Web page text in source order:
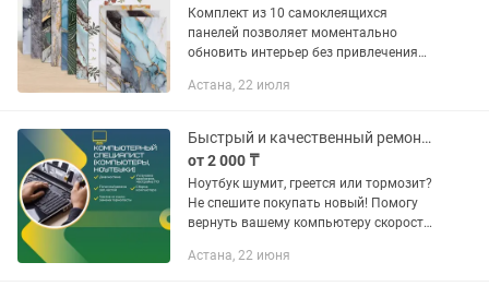
Комплект из 10 самоклеящихся
панелей позволяет моментально
обновить интерьер без привлечения
дорогостоящих инструментов.
принципу...
Астана, 22 июля
Быстрый и качественный ремонт компьютеров/ноутбуков
от 2 000 ₸
Ноутбук шумит, греется или тормозит?
Не спешите покупать новый! Помогу
вернуть вашему компьютеру скорость
ноутбуков и ПК от пыли ✅ Замена
Астана, 22 июня